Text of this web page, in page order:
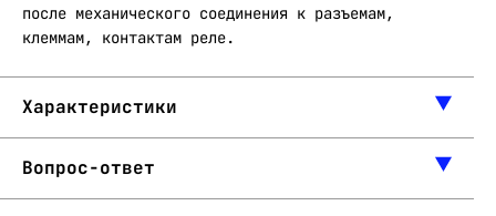
после механического соединения к разъемам,
клеммам, контактам реле.
Характеристики
Вопрос-ответ